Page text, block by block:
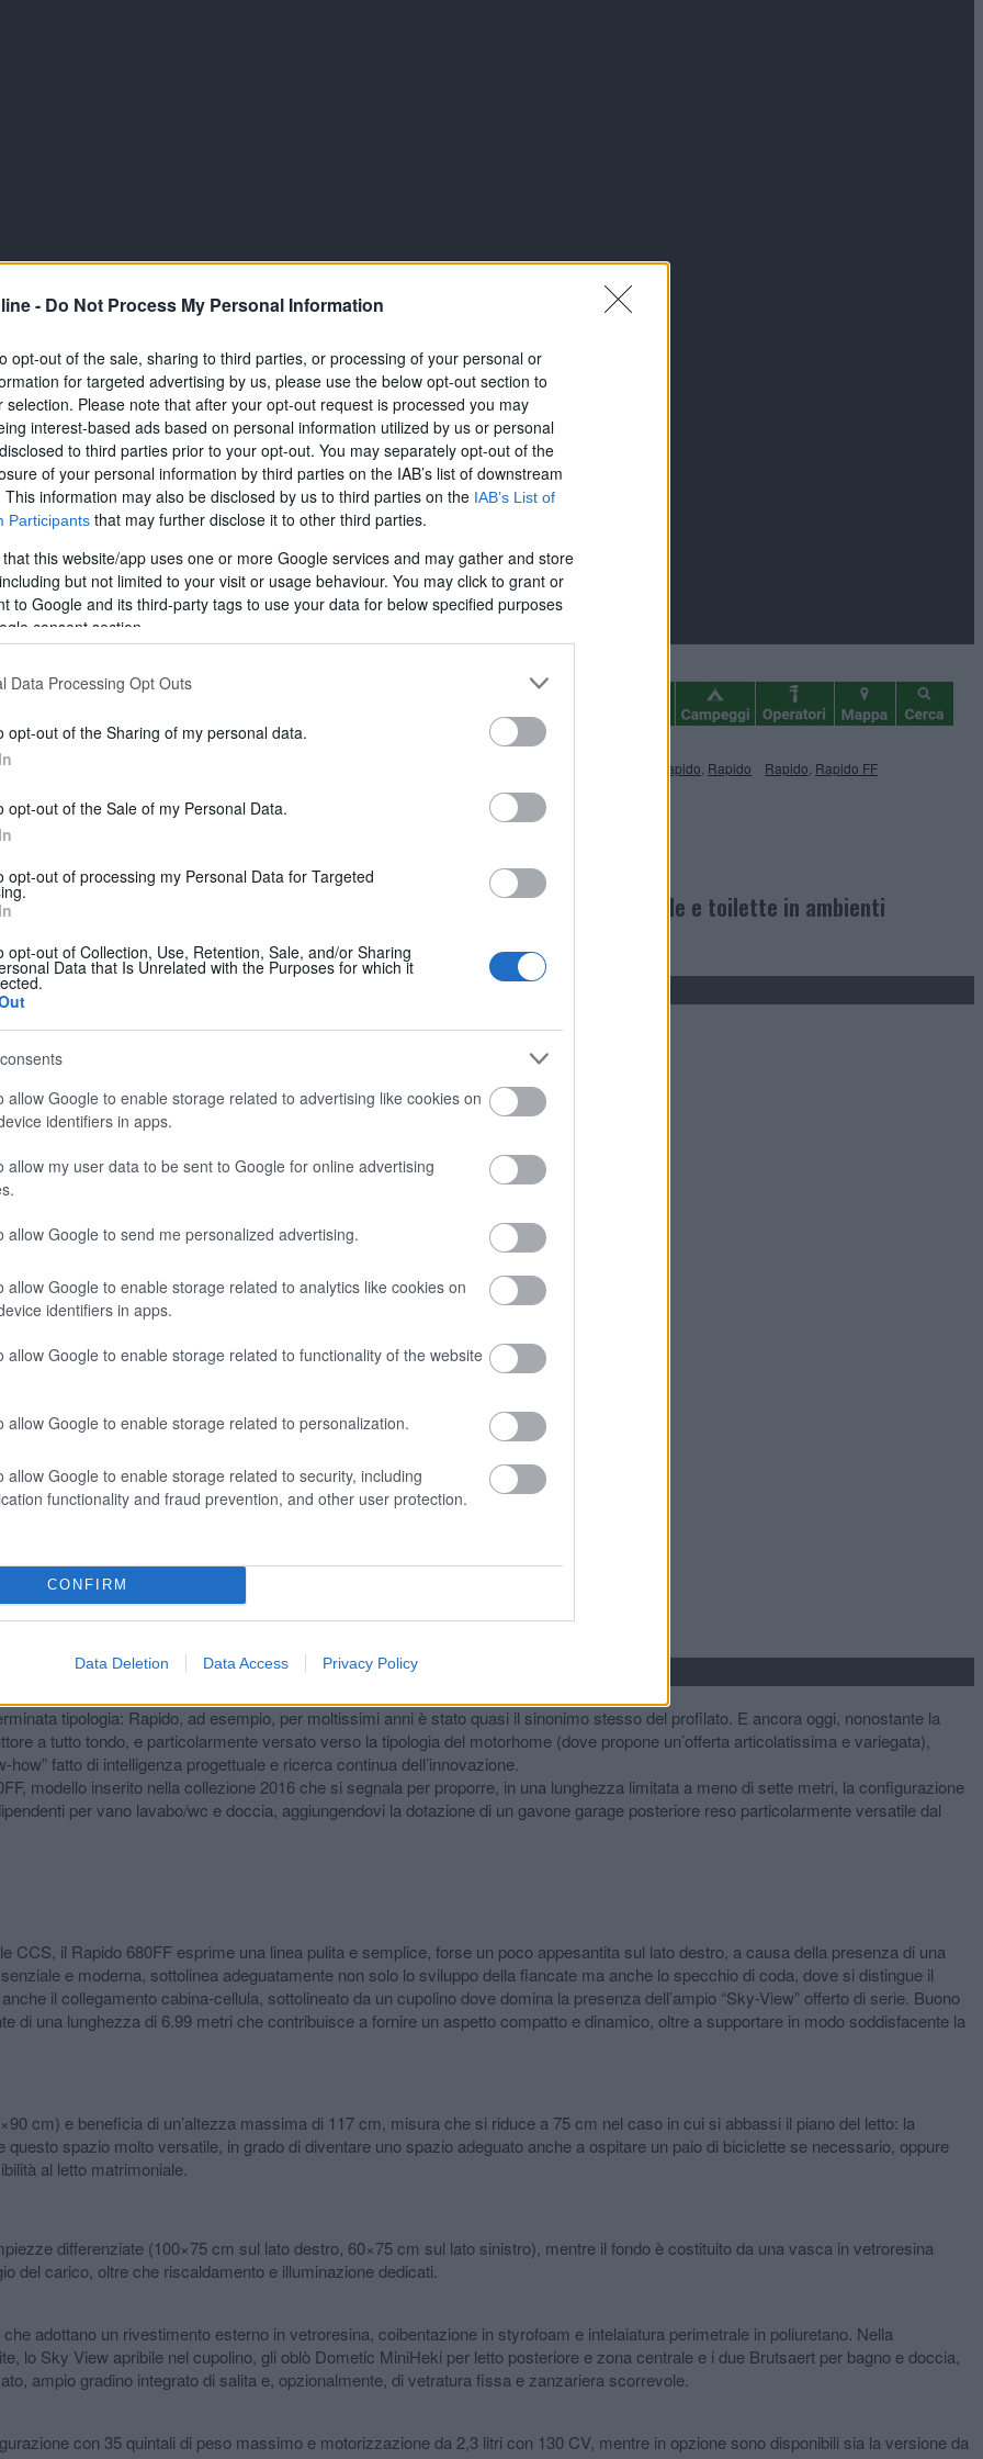
- Do Not Process My Personal Information
opt-out of the sale, sharing to third parties, or processing of your personal or
for targeted advertising by us, please use the below opt-out section to
selection. Please note that after your opt-out request is processed you may
interest-based ads based on personal information utilized by us or personal
to third parties prior to your opt-out. You may separately opt-out of the
of your personal information by third parties on the IAB’s list of downstream
This information may also be disclosed by us to third parties on the IAB’s List of
Participants that may further disclose it to other third parties.
this website/app uses one or more Google services and may gather and store
but not limited to your visit or usage behaviour. You may click to grant or
to Google and its third-party tags to use your data for below specified purposes
consent section.
Data Processing Opt Outs
opt-out of the Sharing of my personal data.
opt-out of the Sale of my Personal Data.
opt-out of processing my Personal Data for Targeted
opt-out of Collection, Use, Retention, Sale, and/or Sharing
Data that Is Unrelated with the Purposes for which it
allow Google to enable storage related to advertising like cookies on
identifiers in apps.
allow my user data to be sent to Google for online advertising
allow Google to send me personalized advertising.
allow Google to enable storage related to analytics like cookies on
identifiers in apps.
allow Google to enable storage related to functionality of the website
allow Google to enable storage related to personalization.
allow Google to enable storage related to security, including
functionality and fraud prevention, and other user protection.
CONFIRM
Data Deletion Data Access Privacy Policy
, Prove Rapido Rapido Rapido Rapido FF
che ridisegna e ottimizza la configurazione con letto centrale e toilette in ambienti
abitativa
4035 mm
e peso massimo di 4250 Kg
dotazioni di serie, e rapportate alla tipologia e alla fascia di prezzo di appartenenza.
tipologia: Rapido, ad esempio, per moltissimi anni è stato quasi il sinonimo stesso del profilato. E ancora oggi, nonostante la
a tutto tondo, e particolarmente versato verso la tipologia del motorhome (dove propone un’offerta articolatissima e variegata),
fatto di intelligenza progettuale e ricerca continua dell’innovazione.
modello inserito nella collezione 2016 che si segnala per proporre, in una lunghezza limitata a meno di sette metri, la configurazione
per vano lavabo/wc e doccia, aggiungendovi la dotazione di un gavone garage posteriore reso particolarmente versatile dal
CCS, il Rapido 680FF esprime una linea pulita e semplice, forse un poco appesantita sul lato destro, a causa della presenza di una
e moderna, sottolinea adeguatamente non solo lo sviluppo della fiancate ma anche lo specchio di coda, dove si distingue il
il collegamento cabina-cellula, sottolineato da un cupolino dove domina la presenza dell’ampio “Sky-View” offerto di serie. Buono
di una lunghezza di 6.99 metri che contribuisce a fornire un aspetto compatto e dinamico, oltre a supportare in modo soddisfacente la
cm) e beneficia di un’altezza massima di 117 cm, misura che si riduce a 75 cm nel caso in cui si abbassi il piano del letto: la
spazio molto versatile, in grado di diventare uno spazio adeguato anche a ospitare un paio di biciclette se necessario, oppure
al letto matrimoniale.
differenziate (100×75 cm sul lato destro, 60×75 cm sul lato sinistro), mentre il fondo è costituito da una vasca in vetroresina
del carico, oltre che riscaldamento e illuminazione dedicati.
adottano un rivestimento esterno in vetroresina, coibentazione in styrofoam e intelaiatura perimetrale in poliuretano. Nella
lo Sky View apribile nel cupolino, gli oblò Dometic MiniHeki per letto posteriore e zona centrale e i due Brutsaert per bagno e doccia,
ampio gradino integrato di salita e, opzionalmente, di vetratura fissa e zanzariera scorrevole.
con 35 quintali di peso massimo e motorizzazione da 2,3 litri con 130 CV, mentre in opzione sono disponibili sia la versione da